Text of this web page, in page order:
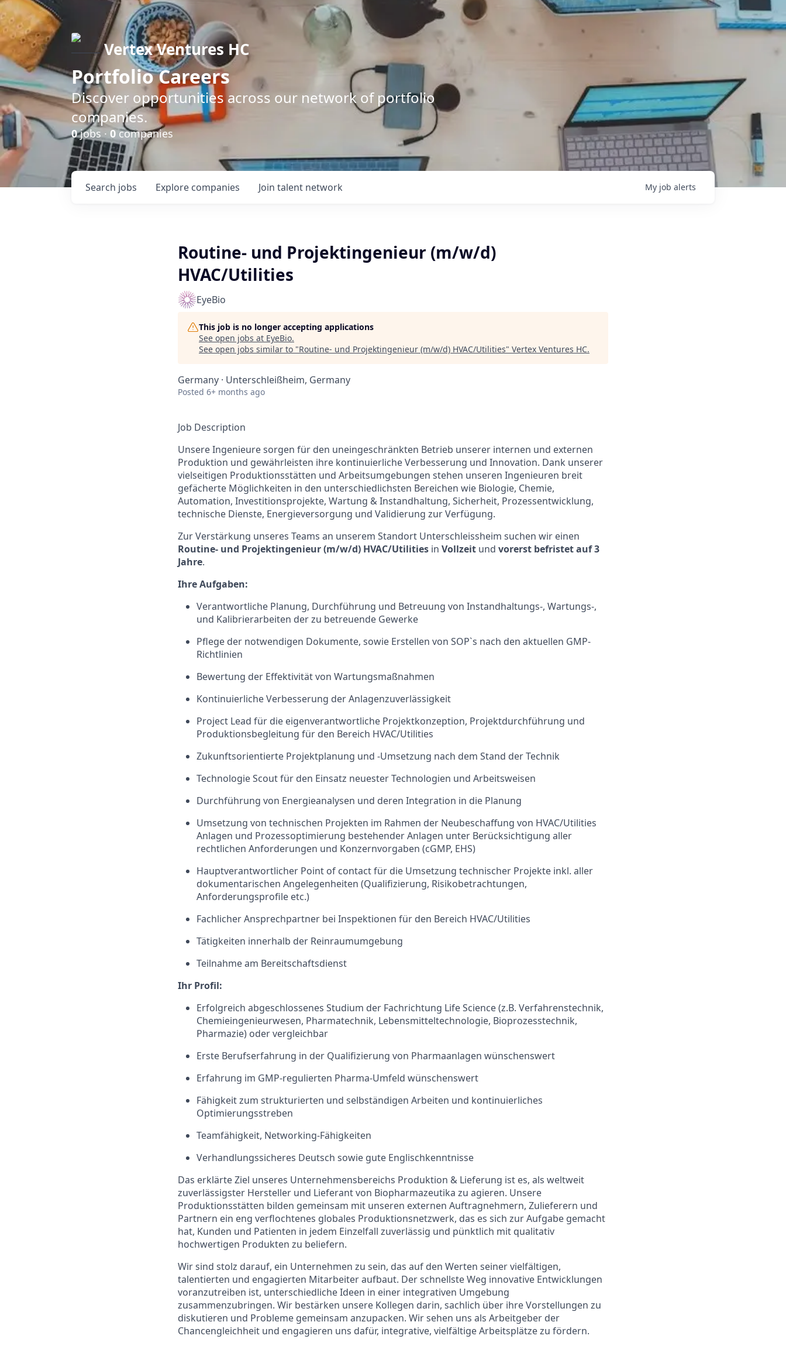
Vertex Ventures HC
Portfolio Careers
Discover opportunities across our network of portfolio
companies.
0jobs · 0companies
Search jobs Explore companies Join talent network My job alerts
Routine- und Projektingenieur (m/w/d)
HVAC/Utilities
EyeBio
This job is no longer accepting applications
See open jobs at EyeBio.
See open jobs similar to "Routine- und Projektingenieur (m/w/d) HVAC/Utilities" Vertex Ventures HC.
Germany · Unterschleißheim, Germany
Posted 6+ months ago
Job Description
Unsere Ingenieure sorgen für den uneingeschränkten Betrieb unserer internen und externen
Produktion und gewährleisten ihre kontinuierliche Verbesserung und Innovation. Dank unserer
vielseitigen Produktionsstätten und Arbeitsumgebungen stehen unseren Ingenieuren breit
gefächerte Möglichkeiten in den unterschiedlichsten Bereichen wie Biologie, Chemie,
Automation, Investitionsprojekte, Wartung & Instandhaltung, Sicherheit, Prozessentwicklung,
technische Dienste, Energieversorgung und Validierung zur Verfügung.
Zur Verstärkung unseres Teams an unserem Standort Unterschleissheim suchen wir einen
Routine- und Projektingenieur (m/w/d) HVAC/Utilities in Vollzeit und vorerst befristet auf 3
Jahre.
Ihre Aufgaben:
Verantwortliche Planung, Durchführung und Betreuung von Instandhaltungs-, Wartungs-,
und Kalibrierarbeiten der zu betreuende Gewerke
Pflege der notwendigen Dokumente, sowie Erstellen von SOP`s nach den aktuellen GMP-
Richtlinien
Bewertung der Effektivität von Wartungsmaßnahmen
Kontinuierliche Verbesserung der Anlagenzuverlässigkeit
Project Lead für die eigenverantwortliche Projektkonzeption, Projektdurchführung und
Produktionsbegleitung für den Bereich HVAC/Utilities
Zukunftsorientierte Projektplanung und -Umsetzung nach dem Stand der Technik
Technologie Scout für den Einsatz neuester Technologien und Arbeitsweisen
Durchführung von Energieanalysen und deren Integration in die Planung
Umsetzung von technischen Projekten im Rahmen der Neubeschaffung von HVAC/Utilities
Anlagen und Prozessoptimierung bestehender Anlagen unter Berücksichtigung aller
rechtlichen Anforderungen und Konzernvorgaben (cGMP, EHS)
Hauptverantwortlicher Point of contact für die Umsetzung technischer Projekte inkl. aller
dokumentarischen Angelegenheiten (Qualifizierung, Risikobetrachtungen,
Anforderungsprofile etc.)
Fachlicher Ansprechpartner bei Inspektionen für den Bereich HVAC/Utilities
Tätigkeiten innerhalb der Reinraumumgebung
Teilnahme am Bereitschaftsdienst
Ihr Profil:
Erfolgreich abgeschlossenes Studium der Fachrichtung Life Science (z.B. Verfahrenstechnik,
Chemieingenieurwesen, Pharmatechnik, Lebensmitteltechnologie, Bioprozesstechnik,
Pharmazie) oder vergleichbar
Erste Berufserfahrung in der Qualifizierung von Pharmaanlagen wünschenswert
Erfahrung im GMP-regulierten Pharma-Umfeld wünschenswert
Fähigkeit zum strukturierten und selbständigen Arbeiten und kontinuierliches
Optimierungsstreben
Teamfähigkeit, Networking-Fähigkeiten
Verhandlungssicheres Deutsch sowie gute Englischkenntnisse
Das erklärte Ziel unseres Unternehmensbereichs Produktion & Lieferung ist es, als weltweit
zuverlässigster Hersteller und Lieferant von Biopharmazeutika zu agieren. Unsere
Produktionsstätten bilden gemeinsam mit unseren externen Auftragnehmern, Zulieferern und
Partnern ein eng verflochtenes globales Produktionsnetzwerk, das es sich zur Aufgabe gemacht
hat, Kunden und Patienten in jedem Einzelfall zuverlässig und pünktlich mit qualitativ
hochwertigen Produkten zu beliefern.
Wir sind stolz darauf, ein Unternehmen zu sein, das auf den Werten seiner vielfältigen,
talentierten und engagierten Mitarbeiter aufbaut. Der schnellste Weg innovative Entwicklungen
voranzutreiben ist, unterschiedliche Ideen in einer integrativen Umgebung
zusammenzubringen. Wir bestärken unsere Kollegen darin, sachlich über ihre Vorstellungen zu
diskutieren und Probleme gemeinsam anzupacken. Wir sehen uns als Arbeitgeber der
Chancengleichheit und engagieren uns dafür, integrative, vielfältige Arbeitsplätze zu fördern.